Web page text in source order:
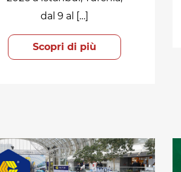
dal 9 al […]
Scopri di più